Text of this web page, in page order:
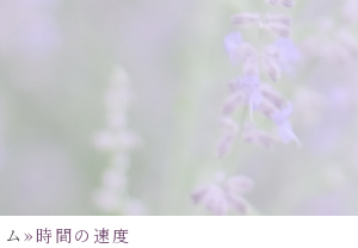
» 時間の速度